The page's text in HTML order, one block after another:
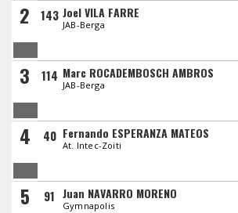
2 143 Joel VILA FARRE
JAB-Berga
3 114 Marc ROCADEMBOSCH AMBROS
JAB-Berga
4 40 Fernando ESPERANZA MATEOS
At. Intec-Zoiti
5 91 Juan NAVARRO MORENO
Gymnapolis